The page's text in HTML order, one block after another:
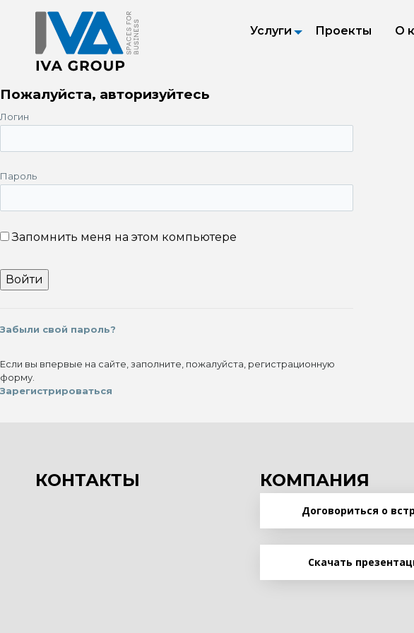
Услуги Проекты О
Пожалуйста, авторизуйтесь
Логин
Пароль
Запомнить меня на этом компьютере
Забыли свой пароль?
Если вы впервые на сайте, заполните, пожалуйста, регистрационную
форму.
Зарегистрироваться
КОНТАКТЫ КОМПАНИЯ
Договориться о
Скачать